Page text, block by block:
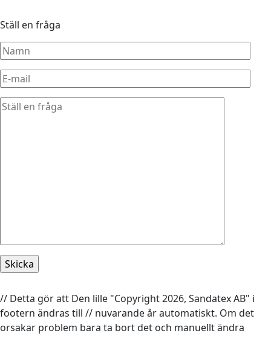
Ställ en fråga
// Detta gör att Den lille "Copyright 2026, Sandatex AB" i
footern ändras till // nuvarande år automatiskt. Om det
orsakar problem bara ta bort det och manuellt ändra